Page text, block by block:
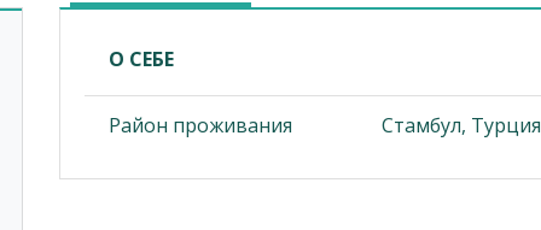
О СЕБЕ
Район проживания Стамбул, Турция